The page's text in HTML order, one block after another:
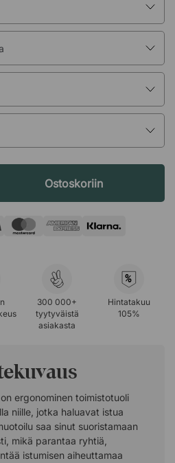
Ostoskoriin
300 000+
tyytyväistä
asiakasta
%
Hintatakuu
105%
ergonominen toimistotuoli
niille, jotka haluavat istua
saa sinut suoristamaan
mikä parantaa ryhtiä,
istumisen aiheuttamaa